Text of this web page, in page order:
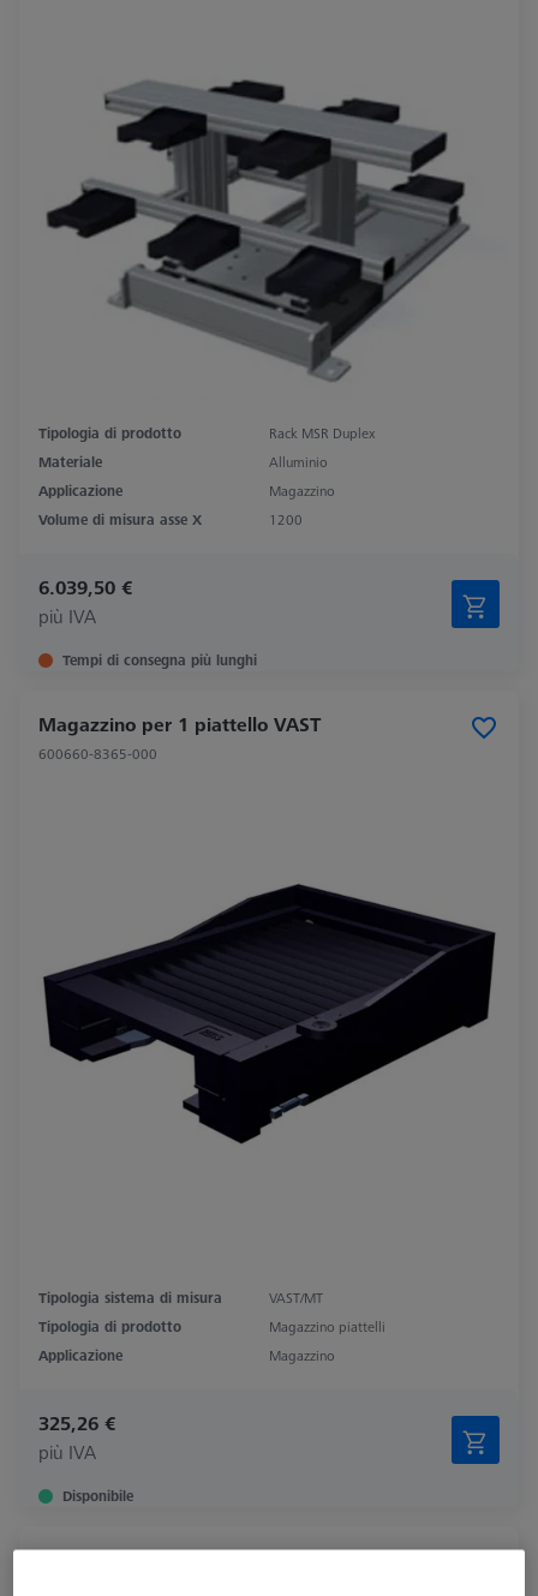
Tipologia di prodotto
Rack MSR Duplex
Materiale
Alluminio
Applicazione
Magazzino
Volume di misura asse X
1200
6.039,50 €
più IVA
Tempi di consegna più lunghi
Magazzino per 1 piattello VAST
600660-8365-000
Tipologia sistema di misura
VAST/MT
Tipologia di prodotto
Magazzino piattelli
Applicazione
Magazzino
325,26 €
più IVA
Disponibile